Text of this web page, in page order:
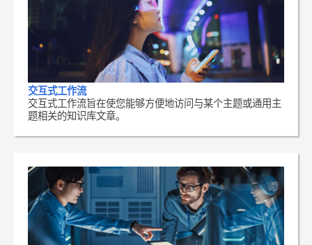
交互式工作流
交互式工作流旨在使您能够方便地访问与某个主题或通用主
题相关的知识库文章。